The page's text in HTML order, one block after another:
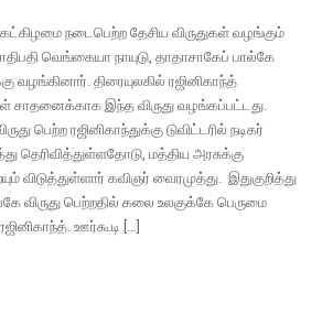
நடைபெற்ற தேசிய விருதுகள் வழங்கும்
வெங்கையா நாயுடு, தாதாசாகேப் பால்கே
வழங்கினார். திரையுலகில் ரஜினிகாந்த்
சாதனைக்காக இந்த விருது வழங்கப்பட்டது.
பெற்ற ரஜினிகாந்துக்கு டுவிட்டரில் நடிகர்
தெரிவித்துள்ளதோடு, மத்திய அரசுக்கு
கவிஞர் வைரமுத்து. இதுகுறித்து
விருது பெற்றதில் கலை உலகுக்கே பெருமை
ஊர்கூடி […]